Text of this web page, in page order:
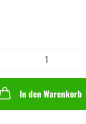
In den Warenkorb